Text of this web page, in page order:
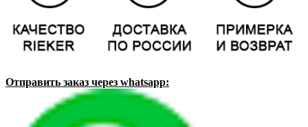
Отправить заказ через whatsapp: